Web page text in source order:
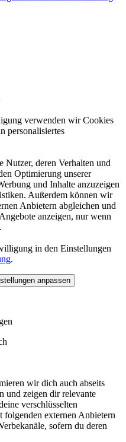
verwenden wir Cookies
personalisiertes
Nutzer, deren Verhalten und
Optimierung unserer
und Inhalte anzuzeigen
Außerdem können wir
Anbietern abgleichen und
anzeigen, nur wenn
in den Einstellungen
.
anpassen
wir dich auch abseits
und zeigen dir relevante
verschlüsselten
folgenden externen Anbietern
sofern du deren